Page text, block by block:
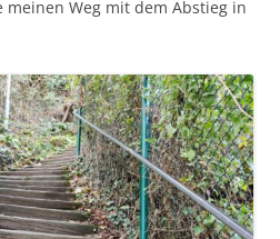
meinen Weg mit dem Abstieg in